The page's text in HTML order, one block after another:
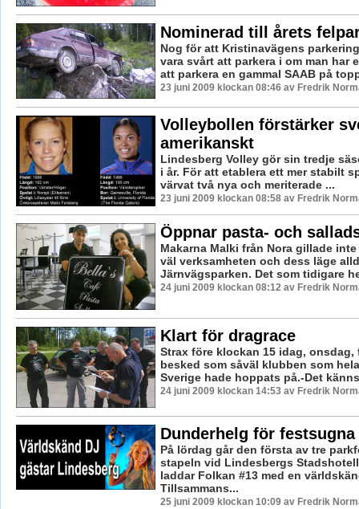
Nominerad till årets
Nog för att Kristinavägens
vara svårt att parkera i om man har
att parkera en gammal SAAB på
23 juni 2009 klockan 08:46 av Fredrik
Volleybollen förstärker
amerikanskt
Lindesberg Volley gör sin tredje
i år. För att etablera ett mer stabilt
värvat två nya och meriterade ...
23 juni 2009 klockan 08:58 av Fredrik
Öppnar pasta- och
Makarna Malki från Nora gillade
väl verksamheten och dess läge
Järnvägsparken. Det som tidigare
24 juni 2009 klockan 08:12 av Fredrik
Klart för dragrace
Strax före klockan 15 idag, onsdag,
besked som såväl klubben som
Sverige hade hoppats på.-Det
24 juni 2009 klockan 14:53 av Fredrik
Dunderhelg för festsugna
På lördag går den första av tre
stapeln vid Lindesbergs
laddar Folkan #13 med en
Tillsammans...
25 juni 2009 klockan 10:09 av Fredrik